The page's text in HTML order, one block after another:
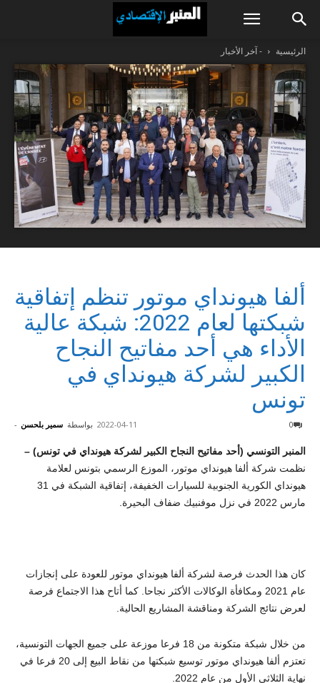
الرئيسية - آخر الأخبار
ألفا هيونداي موتور تنظم إتفاقية
شبكتها لعام 2022: شبكة عالية
الأداء هي أحد مفاتيح النجاح
الكبير لشركة هيونداي في
تونس
بواسطة سمير بلحسن - 2022-04-11 0
المنبر التونسي (أحد مفاتيح النجاح الكبير لشركة هيونداي في تونس) –
نظمت شركة ألفا هيونداي موتور، الموزع الرسمي بتونس لعلامة
هيونداي الكورية الجنوبية للسيارات الخفيفة، إتفاقية الشبكة في 31
مارس 2022 في نزل موفنبيك ضفاف البحيرة.
كان هذا الحدث فرصة لشركة ألفا هيونداي موتور للعودة على إنجازات
عام 2021 ومكافأة الوكالات الأكثر نجاحا. كما أتاح هذا الاجتماع فرصة
لعرض نتائج الشركة ومناقشة المشاريع الحالية.
من خلال شبكة متكونة من 18 فرعا موزعة على جميع الجهات التونسية،
تعتزم ألفا هيونداي موتور توسيع شبكتها من نقاط البيع إلى 20 فرعا في
نهاية الثلاثي الأول من عام 2022.